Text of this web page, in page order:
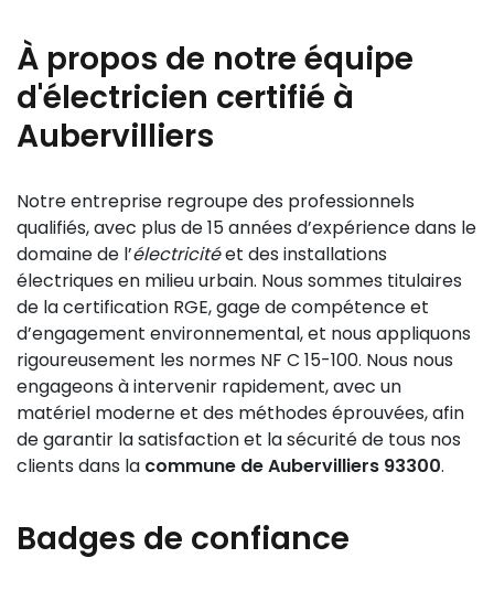
À propos de notre équipe
d'électricien certifié à
Aubervilliers
Notre entreprise regroupe des professionnels
qualifiés, avec plus de 15 années d’expérience dans le
domaine de l’électricitéet des installations
électriques en milieu urbain. Nous sommes titulaires
de la certification RGE, gage de compétence et
d’engagement environnemental, et nous appliquons
rigoureusement les normes NF C 15-100. Nous nous
engageons à intervenir rapidement, avec un
matériel moderne et des méthodes éprouvées, afin
de garantir la satisfaction et la sécurité de tous nos
clients dans la commune de Aubervilliers 93300.
Badges de confiance